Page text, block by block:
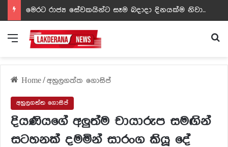
ඩඩ්ලිට දෙවෙනි නොවූ රත්න සහල් අධිපති..- PHOTOS
Menu
Home/අහුලගත්ත ගොසිප්
අහුලගත්ත ගොසිප්
දියණියගේ අලුත්ම චායාරුප සමඟින්
සටහනක් දමමින් සාරංග කියූ දේ